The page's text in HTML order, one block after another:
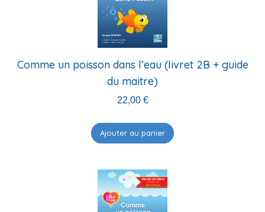
Comme un poisson dans l’eau (livret 2B + guide
du maitre)
22,00 €
Ajouter au panier